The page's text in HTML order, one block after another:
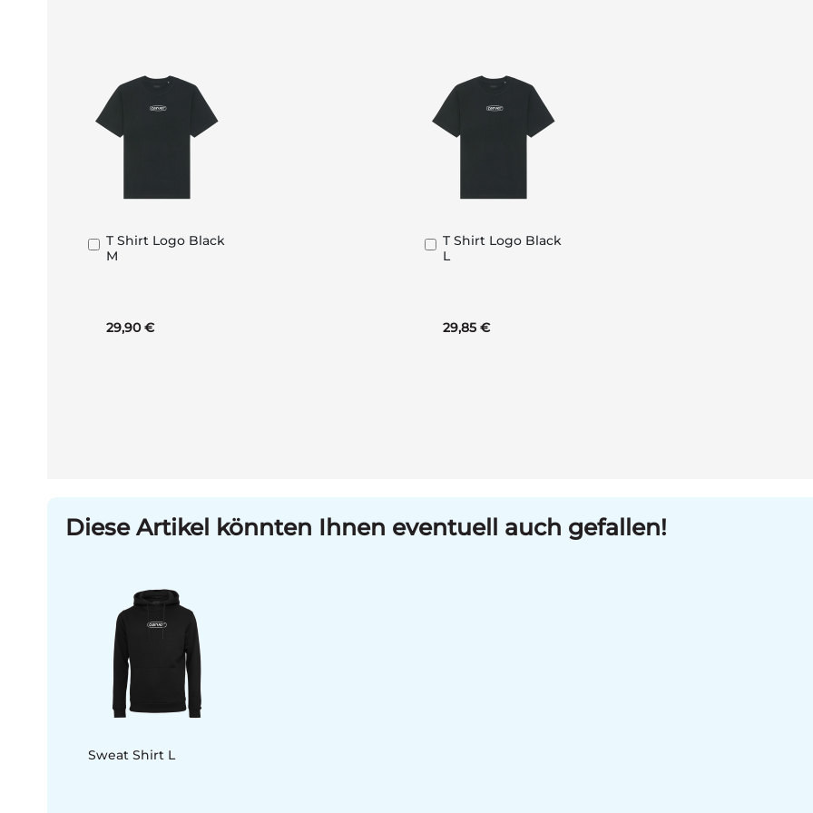
T Shirt Logo Black
M
29,90 €
In
den
T Shirt Logo Black
L
29,85 €
In
den
Diese Artikel könnten Ihnen eventuell auch gefallen!
Sweat Shirt L